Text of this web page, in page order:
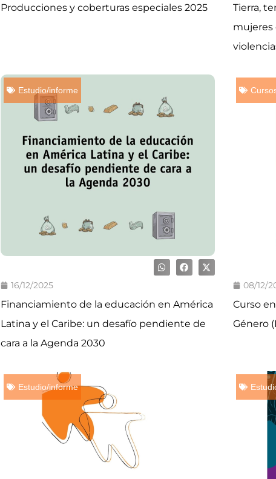
Producciones y coberturas especiales 2025
Tierra,
mujeres
Estudio/informe
16/12/2025
Financiamiento de la educación en América
Latina y el Caribe: un desafío pendiente de
cara a la Agenda 2030
08/12/
Curso
Género
Estudio/informe